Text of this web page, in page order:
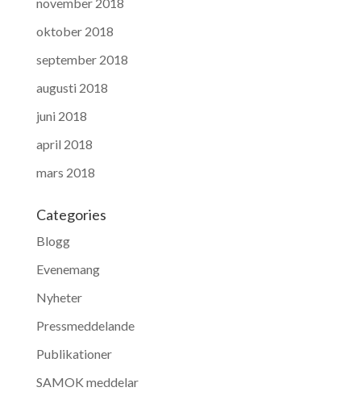
oktober 2018
september 2018
augusti 2018
juni 2018
april 2018
mars 2018
Categories
Blogg
Evenemang
Nyheter
Pressmeddelande
Publikationer
SAMOK meddelar